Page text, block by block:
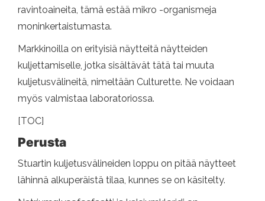
ravintoaineita, tämä estää mikro -organismeja
moninkertaistumasta.
Markkinoilla on erityisiä näytteitä näytteiden
kuljettamiselle, jotka sisältävät tätä tai muuta
kuljetusvälineitä, nimeltään Culturette. Ne voidaan
myös valmistaa laboratoriossa.
[TOC]
Perusta
Stuartin kuljetusvälineiden loppu on pitää näytteet
lähinnä alkuperäistä tilaa, kunnes se on käsitelty.